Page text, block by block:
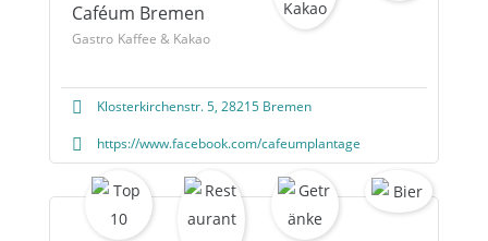
Caféum Bremen
Gastro Kaffee & Kakao
Klosterkirchenstr. 5, 28215 Bremen
https://www.facebook.com/cafeumplantage